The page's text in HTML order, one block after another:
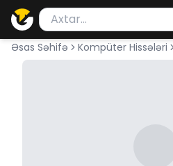
Məhsul axtar
Axtarış üçün ən azı 2
Əsas Səhifə Kompüter Hissələri